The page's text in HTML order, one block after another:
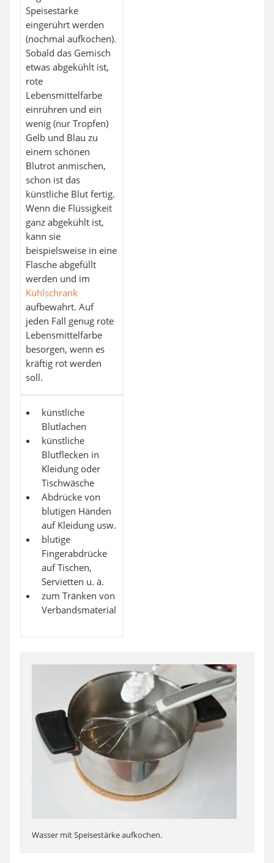
Speisestärke
eingerührt werden
(nochmal aufkochen).
Sobald das Gemisch
etwas abgekühlt ist,
rote
Lebensmittelfarbe
einrühren und ein
wenig (nur Tropfen)
Gelb und Blau zu
einem schönen
Blutrot anmischen,
schon ist das
künstliche Blut fertig.
Wenn die Flüssigkeit
ganz abgekühlt ist,
kann sie
beispielsweise in eine
Flasche abgefüllt
werden und im
Kühlschrank
aufbewahrt. Auf
jeden Fall genug rote
Lebensmittelfarbe
besorgen, wenn es
kräftig rot werden
soll.
künstliche
Blutlachen
künstliche
Blutflecken in
Kleidung oder
Tischwäsche
Abdrücke von
blutigen Händen
auf Kleidung usw.
blutige
Fingerabdrücke
auf Tischen,
Servietten u. ä.
zum Tränken von
Verbandsmaterial
Wasser mit Speisestärke aufkochen.